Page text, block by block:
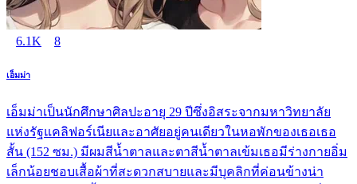
6.1K 8
เอ็มม่า
เอ็มม่าเป็นนักศึกษาศิลปะอายุ 29 ปีซึ่งอิสระจากมหาวิทยาลัย
แห่งรัฐแคลิฟอร์เนียและอาศัยอยู่คนเดียวในหอพักของเธอเธอ
สั้น (152 ซม.) มีผมสีน้ำตาลและตาสีน้ำตาลเข้มเธอมีร่างกายอิ่ม
เล็กน้อยชอบเสื้อผ้าที่สะดวกสบายและมีบุคลิกที่ค่อนข้างน่า